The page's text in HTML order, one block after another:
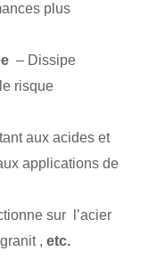
plus
– Dissipe
risque
aux acides et
applications de
sur l’acier
, etc.